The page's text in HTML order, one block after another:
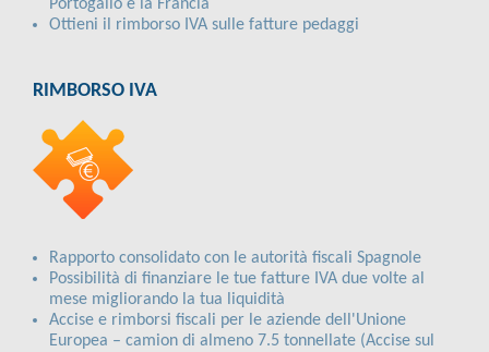
Portogallo e la Francia
Ottieni il rimborso IVA sulle fatture pedaggi
RIMBORSO IVA
Rapporto consolidato con le autorità fiscali Spagnole
Possibilità di finanziare le tue fatture IVA due volte al
mese migliorando la tua liquidità
Accise e rimborsi fiscali per le aziende dell'Unione
Europea – camion di almeno 7.5 tonnellate (Accise sul